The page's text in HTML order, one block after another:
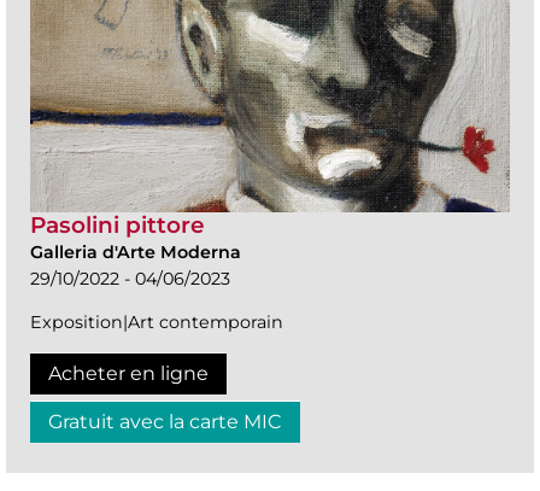
Pasolini pittore
Galleria d'Arte Moderna
29/10/2022 - 04/06/2023
Exposition|Art contemporain
Acheter en ligne
Gratuit avec la carte MIC